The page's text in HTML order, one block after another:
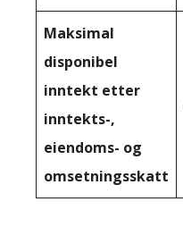
Maksimal
disponibel
inntekt etter
inntekts-,
eiendoms- og
omsetningsskatt